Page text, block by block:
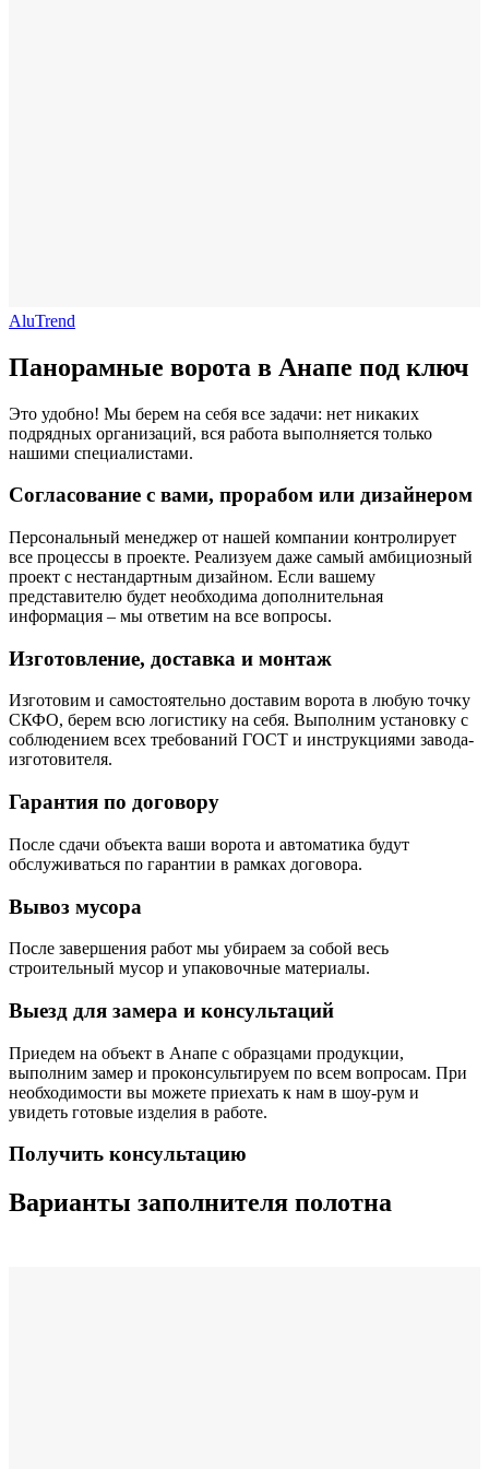
AluTrend
Панорамные ворота в Анапе под ключ
Это удобно! Мы берем на себя все задачи: нет никаких
подрядных организаций, вся работа выполняется только
нашими специалистами.
Согласование с вами, прорабом или дизайнером
Персональный менеджер от нашей компании контролирует
все процессы в проекте. Реализуем даже самый амбициозный
проект с нестандартным дизайном. Если вашему
представителю будет необходима дополнительная
информация – мы ответим на все вопросы.
Изготовление, доставка и монтаж
Изготовим и самостоятельно доставим ворота в любую точку
СКФО, берем всю логистику на себя. Выполним установку с
соблюдением всех требований ГОСТ и инструкциями завода-
изготовителя.
Гарантия по договору
После сдачи объекта ваши ворота и автоматика будут
обслуживаться по гарантии в рамках договора.
Вывоз мусора
После завершения работ мы убираем за собой весь
строительный мусор и упаковочные материалы.
Выезд для замера и консультаций
Приедем на объект в Анапе с образцами продукции,
выполним замер и проконсультируем по всем вопросам. При
необходимости вы можете приехать к нам в шоу-рум и
увидеть готовые изделия в работе.
Получить консультацию
Варианты заполнителя полотна